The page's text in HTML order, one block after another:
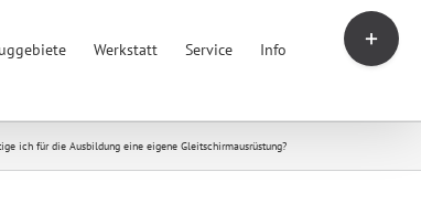
Werkstatt Service Info
ich für die Ausbildung eine eigene Gleitschirmausrüstung?
Toggle
Sliding
Area